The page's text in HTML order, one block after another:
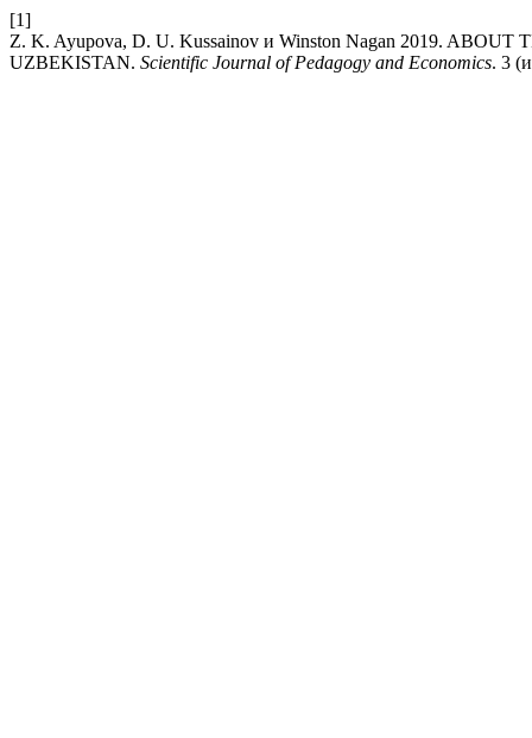
[1]
Z. K. Ayupova, D. U. Kussainov и Winston Nagan 2019.
UZBEKISTAN. Scientific Journal of Pedagogy and Economics. 3